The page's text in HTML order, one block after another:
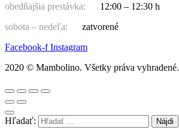
obedňajšia prestávka:
12:00 – 12:30 h
sobota – nedeľa:
zatvorené
Facebook-f Instagram
2020 © Mambolino. Všetky práva vyhradené.
Hľadať: